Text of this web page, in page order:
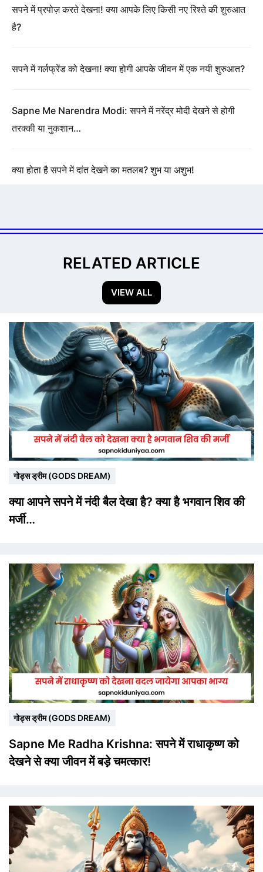
सपने में प्रपोज़ करते देखना! क्या आपके लिए किसी नए रिश्ते की शुरुआत
है?
सपने में गर्लफ्रेंड को देखना! क्या होगी आपके जीवन में एक नयी शुरुआत?
Sapne Me Narendra Modi: सपने में नरेंद्र मोदी देखने से होगी
तरक्की या नुकशान…
क्या होता है सपने में दांत देखने का मतलब? शुभ या अशुभ!
RELATED ARTICLE
VIEW ALL
गोड्स ड्रीम (GODS DREAM)
क्या आपने सपने में नंदी बैल देखा है? क्या है भगवान शिव की
मर्जी…
गोड्स ड्रीम (GODS DREAM)
Sapne Me Radha Krishna: सपने में राधाकृष्ण को
देखने से क्या जीवन में बड़े चमत्कार!